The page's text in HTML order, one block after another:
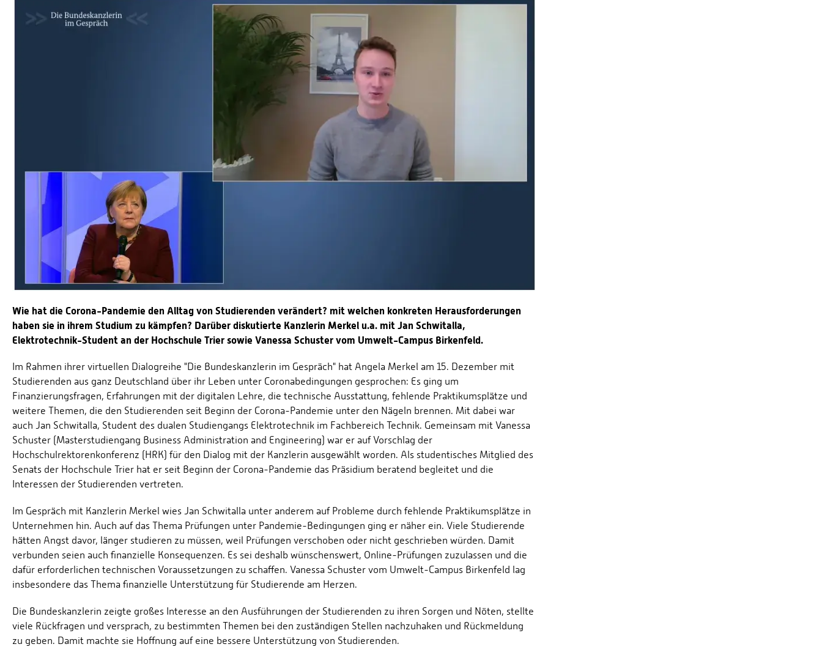
Wie hat die Corona-Pandemie den Alltag von Studierenden verändert? mit welchen konkreten Herausforderungen
haben sie in ihrem Studium zu kämpfen? Darüber diskutierte Kanzlerin Merkel u.a. mit Jan Schwitalla,
Elektrotechnik-Student an der Hochschule Trier sowie Vanessa Schuster vom Umwelt-Campus Birkenfeld.
Im Rahmen ihrer virtuellen Dialogreihe "Die Bundeskanzlerin im Gespräch" hat Angela Merkel am 15. Dezember mit
Studierenden aus ganz Deutschland über ihr Leben unter Coronabedingungen gesprochen: Es ging um
Finanzierungsfragen, Erfahrungen mit der digitalen Lehre, die technische Ausstattung, fehlende Praktikumsplätze und
weitere Themen, die den Studierenden seit Beginn der Corona-Pandemie unter den Nägeln brennen. Mit dabei war
auch Jan Schwitalla, Student des dualen Studiengangs Elektrotechnik im Fachbereich Technik. Gemeinsam mit Vanessa
Schuster (Masterstudiengang Business Administration and Engineering) war er auf Vorschlag der
Hochschulrektorenkonferenz (HRK) für den Dialog mit der Kanzlerin ausgewählt worden. Als studentisches Mitglied des
Senats der Hochschule Trier hat er seit Beginn der Corona-Pandemie das Präsidium beratend begleitet und die
Interessen der Studierenden vertreten.
Im Gespräch mit Kanzlerin Merkel wies Jan Schwitalla unter anderem auf Probleme durch fehlende Praktikumsplätze in
Unternehmen hin. Auch auf das Thema Prüfungen unter Pandemie-Bedingungen ging er näher ein. Viele Studierende
hätten Angst davor, länger studieren zu müssen, weil Prüfungen verschoben oder nicht geschrieben würden. Damit
verbunden seien auch finanzielle Konsequenzen. Es sei deshalb wünschenswert, Online-Prüfungen zuzulassen und die
dafür erforderlichen technischen Voraussetzungen zu schaffen. Vanessa Schuster vom Umwelt-Campus Birkenfeld lag
insbesondere das Thema finanzielle Unterstützung für Studierende am Herzen.
Die Bundeskanzlerin zeigte großes Interesse an den Ausführungen der Studierenden zu ihren Sorgen und Nöten, stellte
viele Rückfragen und versprach, zu bestimmten Themen bei den zuständigen Stellen nachzuhaken und Rückmeldung
zu geben. Damit machte sie Hoffnung auf eine bessere Unterstützung von Studierenden.